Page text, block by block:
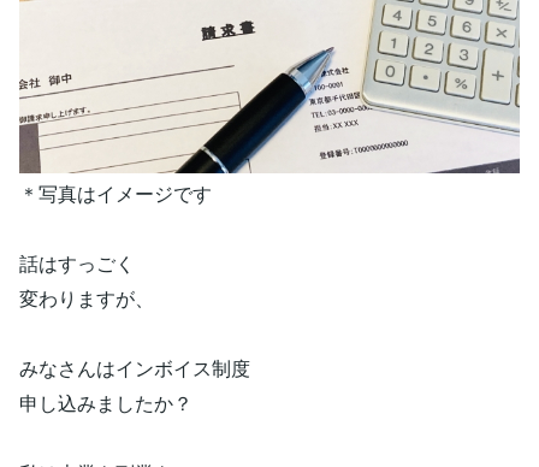
＊写真はイメージです
話はすっごく
変わりますが、
みなさんはインボイス制度
申し込みましたか？